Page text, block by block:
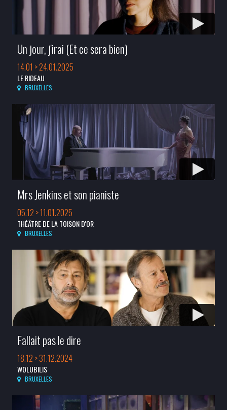
Un jour, j'irai (Et ce sera bien)
14.01 > 24.01.2025
LE RIDEAU
BRUXELLES
Mrs Jenkins et son pianiste
05.12 > 11.01.2025
THÉÂTRE DE LA TOISON D'OR
BRUXELLES
Fallait pas le dire
18.12 > 31.12.2024
WOLUBILIS
BRUXELLES